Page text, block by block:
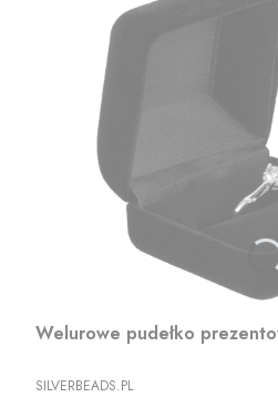
Welurowe pudełko
PRODUCENT
SILVERBEADS.PL